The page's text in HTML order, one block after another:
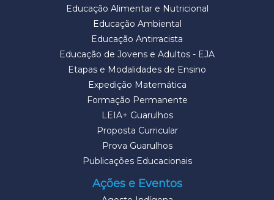
Educação Alimentar e Nutricional
Educação Ambiental
Educação Antirracista
Educação de Jovens e Adultos - EJA
Etapas e Modalidades de Ensino
Expedição Matemática
Formação Permanente
LEIA+ Guarulhos
Proposta Curricular
Prova Guarulhos
Publicações Educacionais
Ações e Eventos